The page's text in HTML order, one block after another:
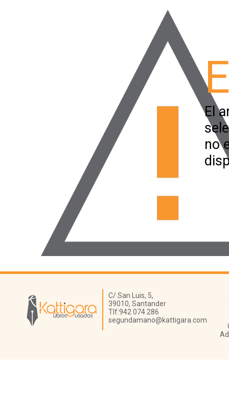
El
no
Librería Kattigara
C/ San Luis, 5,
39010, Santander
Tlf:942 074 286
segundamano@kattigara.com